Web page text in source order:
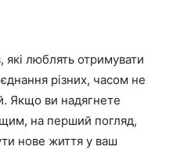
які люблять отримувати
різних, часом не
Якщо ви надягнете
на перший погляд,
нове життя у ваш